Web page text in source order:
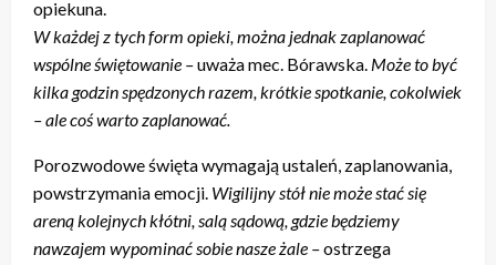
opiekuna.
W każdej z tych form opieki, można jednak zaplanować
wspólne świętowanie –uważa mec. Bórawska. Może to być
kilka godzin spędzonych razem, krótkie spotkanie, cokolwiek
– ale coś warto zaplanować.
Porozwodowe święta wymagają ustaleń, zaplanowania,
powstrzymania emocji. Wigilijny stół nie może stać się
areną kolejnych kłótni, salą sądową, gdzie będziemy
nawzajem wypominać sobie nasze żale –ostrzega